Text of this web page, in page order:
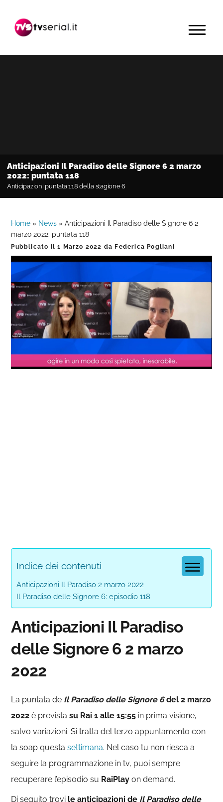
navigazione
contenuto
barra
primaria
MENU
Anticipazioni Il Paradiso delle Signore 6 2 marzo
2022: puntata 118
Anticipazioni puntata 118 della stagione 6
Home » News »Anticipazioni Il Paradiso delle Signore 6 2
marzo 2022: puntata 118
Pubblicato il1 Marzo 2022 da Federica Pogliani
Unmute
Loaded :
0%
Progress:
0%
Indice dei contenuti
Anticipazioni Il Paradiso 2 marzo 2022
Il Paradiso delle Signore 6: episodio 118
Anticipazioni Il Paradiso
delle Signore 6 2 marzo
2022
La puntata de Il Paradiso delle Signore 6del 2 marzo
2022 è previstasu Rai 1 alle 15:55 in prima visione,
salvo variazioni. Si tratta del terzo appuntamento con
la soap questasettimana. Nel caso tu non riesca a
seguire la programmazione in tv, puoi sempre
recuperare l’episodio su RaiPlay on demand.
Di seguito trovi le anticipazioni de Il Paradiso delle